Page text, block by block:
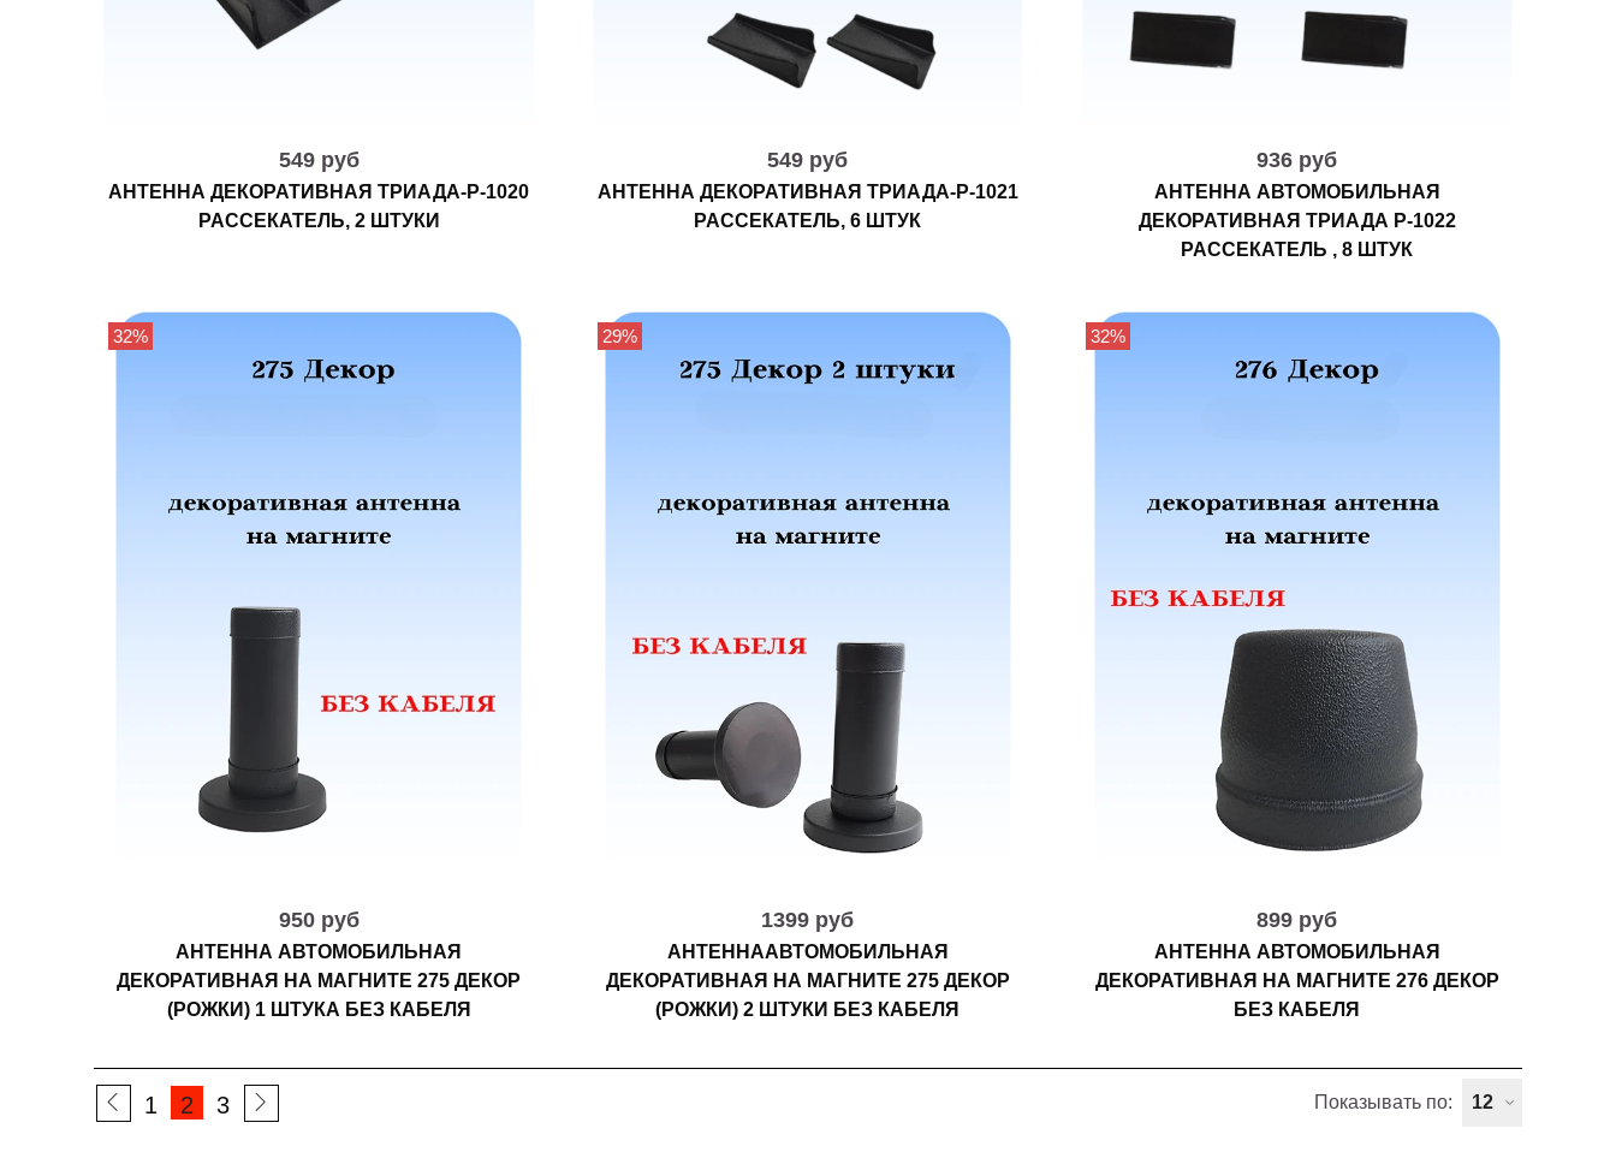
549 руб
АНТЕННА ДЕКОРАТИВНАЯ ТРИАДА-Р-1020
РАССЕКАТЕЛЬ, 2 ШТУКИ
549 руб
АНТЕННА ДЕКОРАТИВНАЯ ТРИАДА-Р-1021
РАССЕКАТЕЛЬ, 6 ШТУК
936 руб
АНТЕННА АВТОМОБИЛЬНАЯ
ДЕКОРАТИВНАЯ ТРИАДА Р-1022
РАССЕКАТЕЛЬ , 8 ШТУК
32%
950 руб
АНТЕННА АВТОМОБИЛЬНАЯ
ДЕКОРАТИВНАЯ НА МАГНИТЕ 275 ДЕКОР
(РОЖКИ) 1 ШТУКА БЕЗ КАБЕЛЯ
29%
1399 руб
АНТЕННААВТОМОБИЛЬНАЯ
ДЕКОРАТИВНАЯ НА МАГНИТЕ 275 ДЕКОР
(РОЖКИ) 2 ШТУКИ БЕЗ КАБЕЛЯ
32%
899 руб
АНТЕННА АВТОМОБИЛЬНАЯ
ДЕКОРАТИВНАЯ НА МАГНИТЕ 276 ДЕКОР
БЕЗ КАБЕЛЯ
1 2 3 Показывать по: